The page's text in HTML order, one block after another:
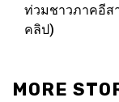
ท่วมชาวภาคอีส
คลิป)
MORE